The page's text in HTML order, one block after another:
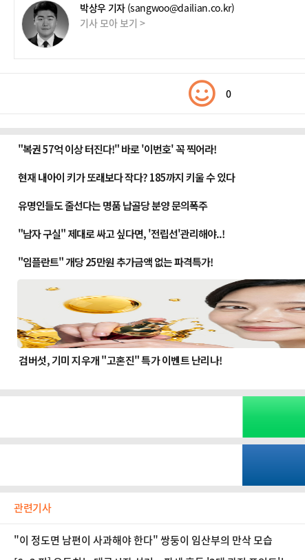
박상우 기자 (sangwoo@dailian.co.kr)
기사 모아 보기 >
0
관련기사
"이 정도면 남편이 사과해야 한다" 쌍둥이 임산부의 만삭 모습